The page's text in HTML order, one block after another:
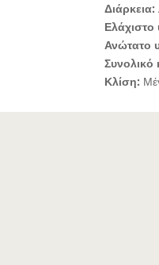
Διάρκεια:
Ανώτατο
Κλίση: